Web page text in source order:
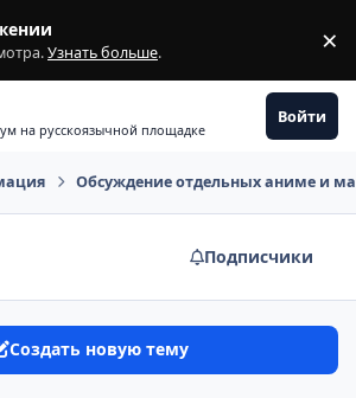
Узнать больше. ×
на русскоязычной площадке
Войти
Обсуждение отдельных аниме и
Подписчики
Создать новую тему